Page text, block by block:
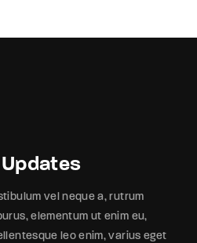
vel neque a, rutrum
elementum ut enim eu,
leo enim, varius eget